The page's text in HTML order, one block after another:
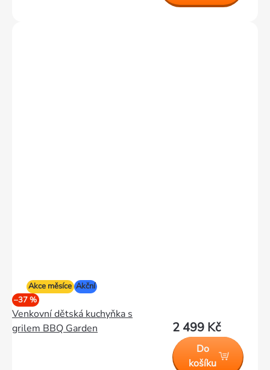
Akce měsíce Akční
–37 %
Venkovní dětská kuchyňka s
grilem BBQ Garden
2 499 Kč
Do
košíku